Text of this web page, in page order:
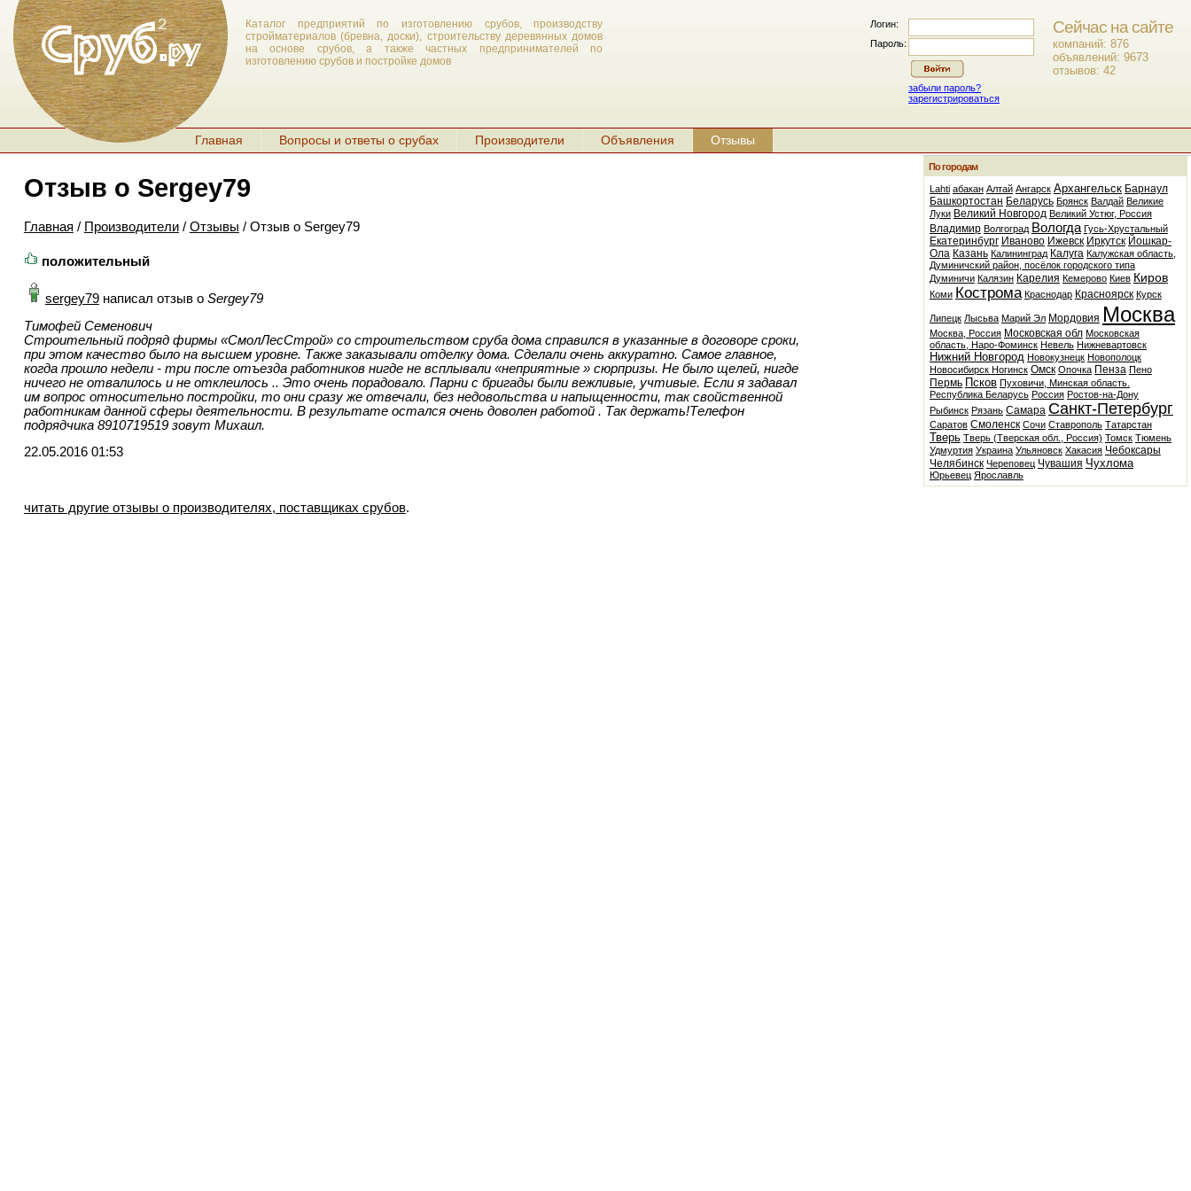
Главная Вопросы и ответы о срубах Производители Объявления Отзывы
Каталог предприятий по изготовлению срубов, производству
стройматериалов (бревна, доски), строительству деревянных домов
на основе срубов, а также частных предпринимателей по
изготовлению срубов и постройке домов
Сейчас на сайте
компаний: 876
объявлений: 9673
отзывов: 42
Логин:
Пароль:
забыли пароль?
зарегистрироваться
Отзыв о Sergey79
Главная / Производители/ Отзывы / Отзыв о Sergey79
положительный
sergey79написал отзыв о Sergey79
Тимофей Семенович
Строительный подряд фирмы «СмолЛесСтрой» со строительством сруба дома справился в указанные в договоре сроки,
при этом качество было на высшем уровне. Также заказывали отделку дома. Сделали очень аккуратно. Самое главное,
когда прошло недели - три после отъезда работников нигде не всплывали «неприятные » сюрпризы. Не было щелей, нигде
ничего не отвалилось и не отклеилось .. Это очень порадовало. Парни с бригады были вежливые, учтивые. Если я задавал
им вопрос относительно постройки, то они сразу же отвечали, без недовольства и напыщенности, так свойственной
работникам данной сферы деятельности. В результате остался очень доволен работой . Так держать!Телефон
подрядчика 8910719519 зовут Михаил.
22.05.2016 01:53
читать другие отзывы о производителях, поставщиках срубов.
По городам
Lahti абакан Алтай Ангарск Архангельск Барнаул
Башкортостан Беларусь Брянск Валдай Великие
Луки Великий Новгород Великий Устюг, Россия
Владимир Волгоград Вологда Гусь-Хрустальный
Екатеринбург Иваново Ижевск Иркутск Йошкар-
Ола Казань Калининград Калуга Калужская область,
Думиничский район, посёлок городского типа
Думиничи Калязин Карелия Кемерово Киев Киров
Коми Кострома Краснодар Красноярск Курск
Липецк Лысьва Марий Эл Мордовия Москва
Москва, Россия Московская обл Московская
область, Наро-Фоминск Невель Нижневартовск
Нижний Новгород Новокузнецк Новополоцк
Новосибирск Ногинск Омск Опочка Пенза Пено
Пермь Псков Пуховичи, Минская область.
Республика Беларусь Россия Ростов-на-Дону
Рыбинск Рязань Самара Санкт-Петербург
Саратов Смоленск Сочи Ставрополь Татарстан
Тверь Тверь (Тверская обл., Россия) Томск Тюмень
Удмуртия Украина Ульяновск Хакасия Чебоксары
Челябинск Череповец Чувашия Чухлома
Юрьевец Ярославль